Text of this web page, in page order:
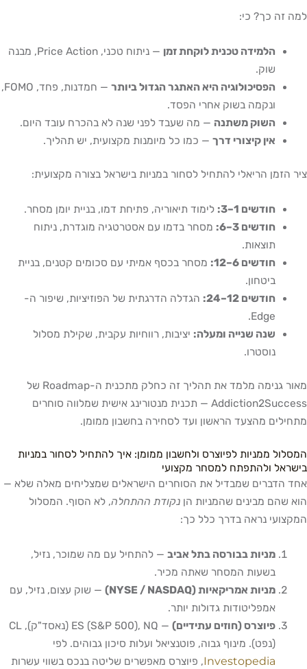
למה זה כך? כי:
הלמידה טכנית לוקחת זמן
— ניתוח טכני, Price Action, מבנה
שוק.
הפסיכולוגיה היא האתגר הגדול ביותר
— חמדנות, פחד, FOMO,
ונקמה בשוק אחרי הפסד.
השוק משתנה — מה שעבד לפני שנה לא בהכרח עובד היום.
אין קיצורי דרך — כמו כל מיומנות מקצועית, יש תהליך.
ציר הזמן הריאלי להתחיל לסחור במניות בישראל בצורה מקצועית:
חודשים 1–3:
לימוד תיאוריה, פתיחת דמו, בניית יומן מסחר.
חודשים 3–6:
מסחר בדמו עם אסטרטגיה מוגדרת, ניתוח
תוצאות.
חודשים 6–12:
מסחר בכסף אמיתי עם סכומים קטנים, בניית
ביטחון.
חודשים 12–24:
הגדלה הדרגתית של הפוזיציות, שיפור ה-
Edge.
שנה שנייה ומעלה: יציבות, רווחיות עקבית, שקילת מסלול
נוסטרו.
מאור גנימה מלמד את תהליך זה כחלק מתכנית ה-Roadmap של
Addiction2Success — תכנית מנטורינג אישית שמלווה סוחרים
מתחילים מהצעד הראשון ועד לסחירה בחשבון ממומן.
המסלול ממניות לפיוצרס ולחשבון ממומן: איך להתחיל לסחור במניות
בישראל ולהתפתח למסחר מקצועי
אחד הדברים שמבדיל את הסוחרים הישראלים שמצליחים מאלה שלא —
הוא שהם מבינים שהמניות הן נקודת ההתחלה, לא הסוף. המסלול
המקצועי נראה בדרך כלל כך:
מניות בבורסה בתל אביב — להתחיל עם מה שמוכר, נזיל,
בשעות המסחר שאתה מכיר.
מניות אמריקאיות (NYSE / NASDAQ)
— שוק עצום, נזיל, עם
אמפליטודות גדולות יותר.
פיוצרס (חוזים עתידיים)
— ES (S&P 500), NQ (נאסד"ק), CL
(נפט). מינוף גבוה, פוטנציאל ועלות סיכון גבוהים. לפי
Investopedia, פיוצרס מאפשרים שליטה בנכס בשווי עשרות